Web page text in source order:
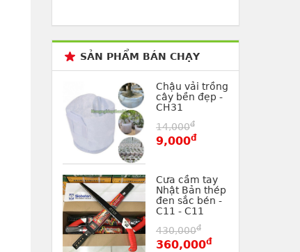
SẢN PHẨM BÁN CHẠY
Chậu vải trồng
cây bền đẹp -
CH31
14,000đ
9,000đ
Cưa cầm tay
Nhật Bản thép
đen sắc bén -
C11 - C11
430,000đ
360,000đ